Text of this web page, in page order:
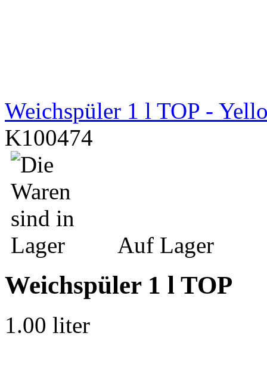
Weichspüler 1 l TOP -
K100474
Auf Lager
Weichspüler 1 l TOP
1.00 liter